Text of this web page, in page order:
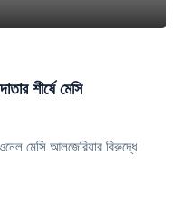
শীর্ষে মেসি
মেসি আলজেরিয়ার বিরুদ্ধে